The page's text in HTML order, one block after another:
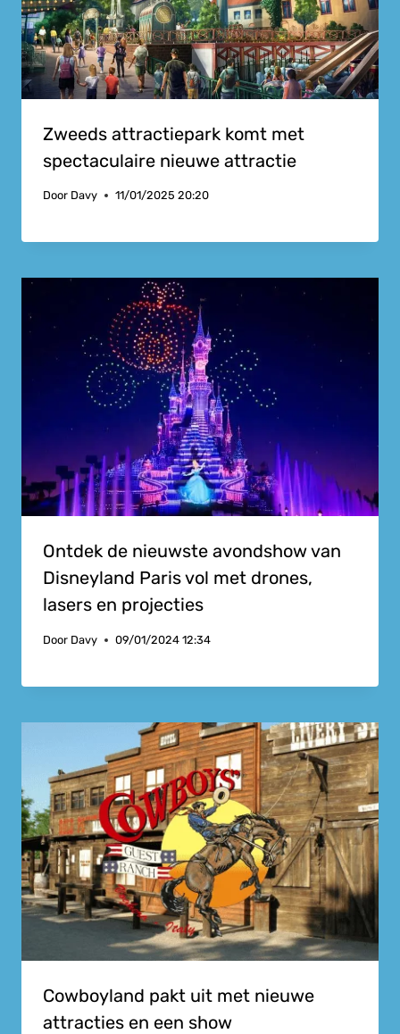
Zweeds attractiepark komt met
spectaculaire nieuwe attractie
Door Davy 11/01/2025 20:20
Ontdek de nieuwste avondshow van
Disneyland Paris vol met drones,
lasers en projecties
Door Davy 09/01/2024 12:34
Cowboyland pakt uit met nieuwe
attracties en een show